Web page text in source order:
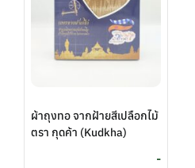
ผ้าถุงทอ จากฝ้ายสีเปลือกไม้
ตรา กุดค้า (Kudkha)
-